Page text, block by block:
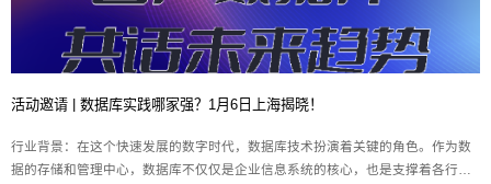
活动邀请 | 数据库实践哪家强？1月6日上海揭晓！
行业背景：在这个快速发展的数字时代，数据库技术扮演着关键的角色。作为数
据的存储和管理中心，数据库不仅仅是企业信息系统的核心，也是支撑着各行各